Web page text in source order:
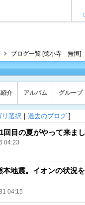
ブログ一覧 [徳小寺 無恒]
介 アルバム グループ
リ選択 ｜ 過去のブログ ]
回目の夏がやって来まし
04:23
本地震。イオンの状況
04:15